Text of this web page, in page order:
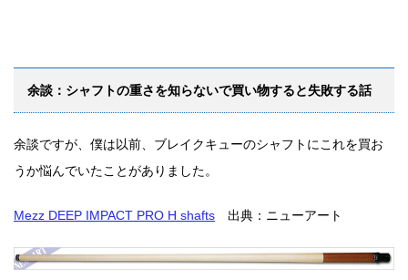
余談：シャフトの重さを知らないで買い物すると失敗する話
余談ですが、僕は以前、ブレイクキューのシャフトにこれを買お
うか悩んでいたことがありました。
Mezz DEEP IMPACT PRO H shafts 出典：ニューアート